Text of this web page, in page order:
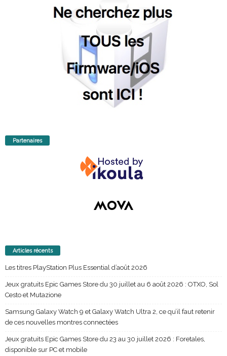
Partenaires
Articles récents
Les titres PlayStation Plus Essential d’août 2026
Jeux gratuits Epic Games Store du 30 juillet au 6 août 2026 : OTXO, Sol
Cesto et Mutazione
Samsung Galaxy Watch 9 et Galaxy Watch Ultra 2, ce qu’il faut retenir
de ces nouvelles montres connectées
Jeux gratuits Epic Games Store du 23 au 30 juillet 2026 : Foretales,
disponible sur PC et mobile